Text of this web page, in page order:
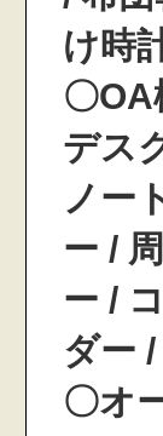
け時
〇OA
デス
ノー
ー /
ー /
ダー
〇オ